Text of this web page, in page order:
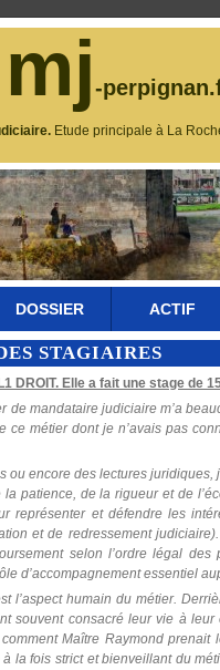
mj-
Etude principale à La
DOSSIER ACTIF
STAGIAIRES
DROIT. Elle a fait une stage de
de mandataire judiciaire m’a
métier dont je n’avais pas
ou encore des lectures
patience, de la rigueur et de
représenter et défendre les
et de redressement
selon l’ordre légal
d’accompagnement essentiel
l’aspect humain du métier.
souvent consacré leur vie à
Maître Raymond prenait
la fois strict et bienveillant du